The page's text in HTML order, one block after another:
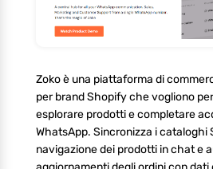
Zoko è una piattaforma di
per brand Shopify che vogliono
esplorare prodotti e completare
WhatsApp. Sincronizza i cataloghi
navigazione dei prodotti in chat e